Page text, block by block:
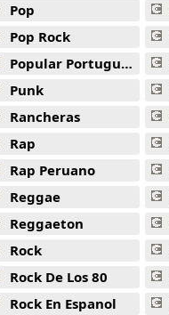
Pop
Pop Rock
Popular Portuguesa
Punk
Rancheras
Rap
Rap Peruano
Reggae
Reggaeton
Rock
Rock De Los 80
Rock En Espanol